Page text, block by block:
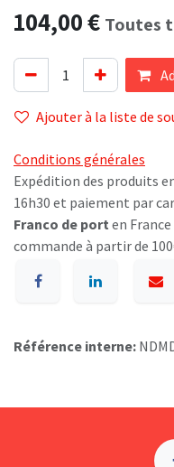
104,00€ Toutes
Ajouter à la liste de
Conditions générales
Expédition des produits
16h30 et paiement par
Franco de port en
commande à partir de
Référence interne: